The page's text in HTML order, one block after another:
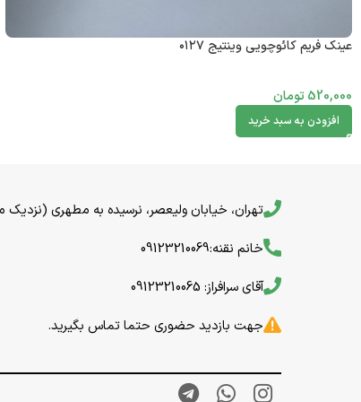
عینک فریم کائوچویی وینتیج ۰۱۲۷
520,000تومان
افزودن به سبد خرید
تهران، خیابان ولیعصر، نرسیده به مطهری (نزدیک
خانم نقنه:09123210069
آقای سرافراز: 09123210065
جهت بازدید حضوری حتما تماس بگیرید.